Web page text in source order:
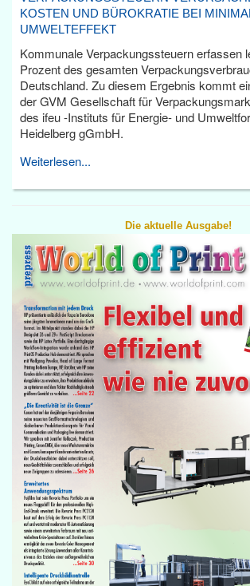
KOSTEN UND BÜROKRATIE BEI
UMWELTEFFEKT
Kommunale Verpackungssteuern erfassen
Prozent des gesamten
Deutschland. Zu diesem Ergebnis kommt
der GVM Gesellschaft für
des ifeu -Instituts für Energie- und
Heidelberg gGmbH.
Weiterlesen...
Die aktuelle Ausgabe!